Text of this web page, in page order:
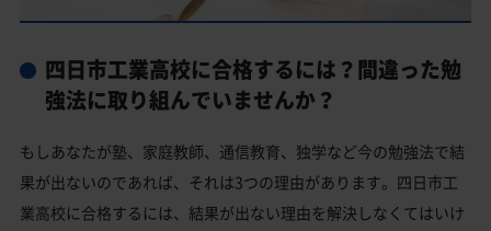
四日市工業高校合格に必要な内申点の目安
内申点の計算方法
四日市工業高校合格するには内申点と偏差値両方が必要
四日市工業高校卒業生の主な大学進学実績
国公立大学
四日市工業高校に合格するには？間違った勉
強法に取り組んでいませんか？
もしあなたが塾、家庭教師、通信教育、独学など今の勉強法で結
果が出ないのであれば、それは3つの理由があります。四日市工
業高校に合格するには、結果が出ない理由を解決しなくてはいけ